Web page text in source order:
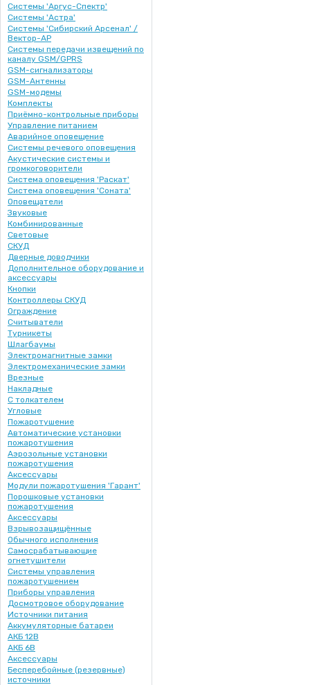
Системы 'Аргус-Спектр'
Системы 'Астра'
Системы 'Сибирский Арсенал' /
Вектор-АР
Системы передачи извещений по
каналу GSM/GPRS
GSM-cигнализаторы
GSM-Антенны
GSM-модемы
Комплекты
Приёмно-контрольные приборы
Управление питанием
Аварийное оповещение
Cистемы речевого оповещения
Акустические системы и
громкоговорители
Система оповещения 'Раскат'
Система оповещения 'Соната'
Оповещатели
Звуковые
Комбинированные
Световые
СКУД
Дверные доводчики
Дополнительное оборудование и
аксессуары
Кнопки
Контроллеры СКУД
Ограждение
Считыватели
Турникеты
Шлагбаумы
Электромагнитные замки
Электромеханические замки
Врезные
Накладные
С толкателем
Угловые
Пожаротушение
Автоматические установки
пожаротушения
Аэрозольные установки
пожаротушения
Аксессуары
Модули пожаротушения 'Гарант'
Порошковые установки
пожаротушения
Аксессуары
Взрывозащищённые
Обычного исполнения
Самосрабатывающие
огнетушители
Системы управления
пожаротушением
Приборы управления
Досмотровое оборудование
Источники питания
Аккумуляторные батареи
АКБ 12В
АКБ 6В
Аксессуары
Бесперебойные (резервные)
источники